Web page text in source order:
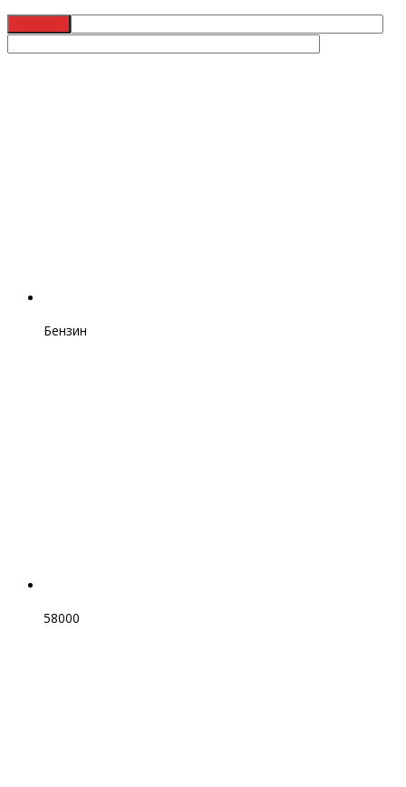
Бензин
58000